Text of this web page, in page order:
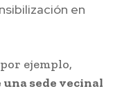
en
ejemplo,
sede vecinal